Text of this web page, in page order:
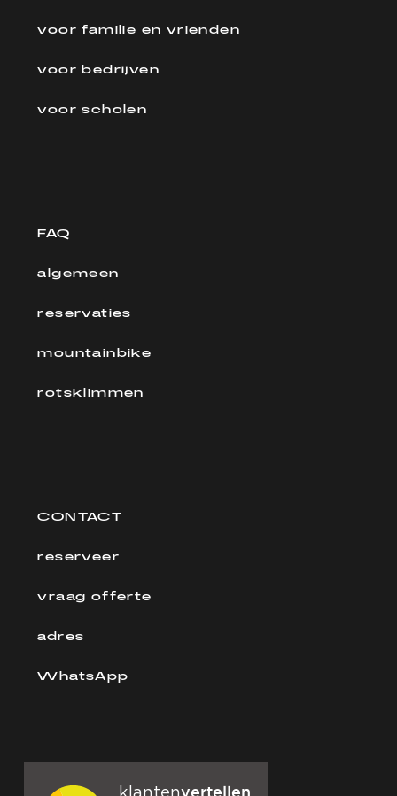
voor familie en vrienden
voor bedrijven
voor scholen
FAQ
algemeen
reservaties
mountainbike
rotsklimmen
CONTACT
reserveer
vraag offerte
adres
WhatsApp